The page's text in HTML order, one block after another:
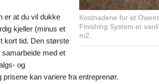
Kostnadene for et
Finishing System er
m2.
er at du vil dukke
kjeller (minus et
kort tid. Den største
med et
og
prisene kan variere fra entreprenør.